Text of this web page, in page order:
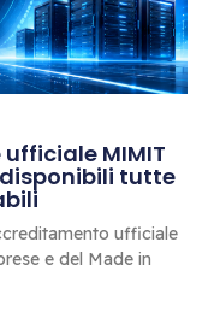
MIMIT
tutte
ufficiale
e del Made in